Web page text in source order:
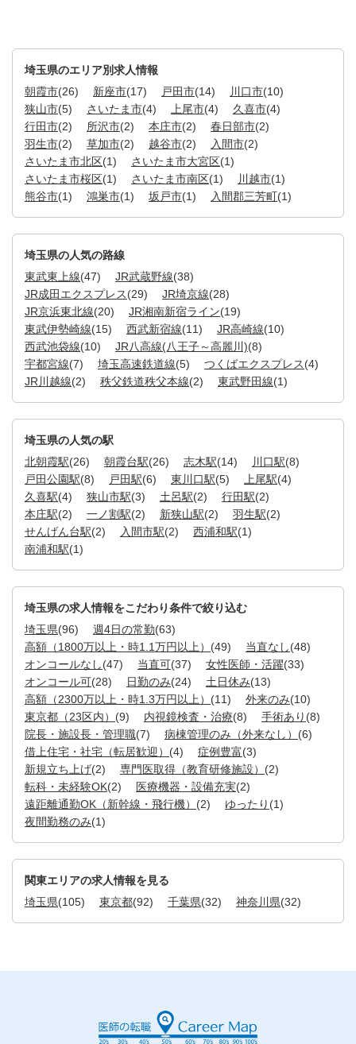
埼玉県のエリア別求人情報
朝霞市(26) 新座市(17) 戸田市(14) 川口市(10)
狭山市(5) さいたま市(4) 上尾市(4) 久喜市(4)
行田市(2) 所沢市(2) 本庄市(2) 春日部市(2)
羽生市(2) 草加市(2) 越谷市(2) 入間市(2)
さいたま市北区(1) さいたま市大宮区(1)
さいたま市桜区(1) さいたま市南区(1) 川越市(1)
熊谷市(1) 鴻巣市(1) 坂戸市(1) 入間郡三芳町(1)
埼玉県の人気の路線
東武東上線(47) JR武蔵野線(38)
JR成田エクスプレス(29) JR埼京線(28)
JR京浜東北線(20) JR湘南新宿ライン(19)
東武伊勢崎線(15) 西武新宿線(11) JR高崎線(10)
西武池袋線(10) JR八高線(八王子～高麗川)(8)
宇都宮線(7) 埼玉高速鉄道線(5) つくばエクスプレス(4)
JR川越線(2) 秩父鉄道秩父本線(2) 東武野田線(1)
埼玉県の人気の駅
北朝霞駅(26) 朝霞台駅(26) 志木駅(14) 川口駅(8)
戸田公園駅(8) 戸田駅(6) 東川口駅(5) 上尾駅(4)
久喜駅(4) 狭山市駅(3) 土呂駅(2) 行田駅(2)
本庄駅(2) 一ノ割駅(2) 新狭山駅(2) 羽生駅(2)
せんげん台駅(2) 入間市駅(2) 西浦和駅(1)
南浦和駅(1)
埼玉県の求人情報をこだわり条件で絞り込む
埼玉県(96) 週4日の常勤(63)
高額（1800万以上・時1.1万円以上） (49) 当直なし(48)
オンコールなし(47) 当直可(37) 女性医師・活躍(33)
オンコール可(28) 日勤のみ(24) 土日休み(13)
高額（2300万以上・時1.3万円以上） (11) 外来のみ(10)
東京都（23区内） (9) 内視鏡検査・治療(8) 手術あり (8)
院長・施設長・管理職(7) 病棟管理のみ（外来なし） (6)
借上住宅・社宅（転居歓迎） (4) 症例豊富(3)
新規立ち上げ(2) 専門医取得（教育研修施設） (2)
転科・未経験OK(2) 医療機器・設備充実(2)
遠距離通勤OK（新幹線・飛行機） (2) ゆったり (1)
夜間勤務のみ(1)
関東エリアの求人情報を見る
埼玉県(105) 東京都(92) 千葉県(32) 神奈川県(32)